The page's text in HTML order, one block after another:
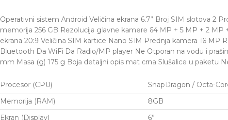
Operativni sistem Android Veličina ekrana 6.7” Broj SIM slotova 2
memorija 256 GB Rezolucija glavne kamere 64 MP + 5 MP + 2
ekrana 20:9 Veličina SIM kartice Nano SIM Prednja kamera 16 MP
Bluetooth Da WiFi Da Radio/MP player Ne Otporan na vodu i
mm Masa (g) 175 g Boja detaljni opis mat crna Slušalice u paketu
Procesor (CPU)
SnapDragon / Octa-
Memorija (RAM)
8GB
Ekran (Display)
6”